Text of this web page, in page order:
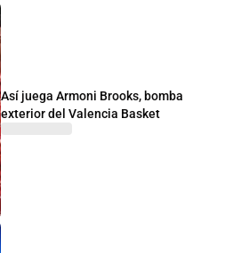
Así juega Armoni Brooks, bomba
exterior del Valencia Basket